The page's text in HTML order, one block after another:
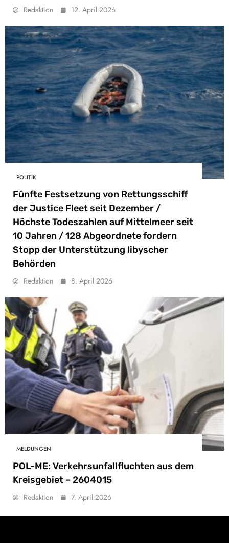
Redaktion 12. April 2026
POLITIK
Fünfte Festsetzung von Rettungsschiff
der Justice Fleet seit Dezember /
Höchste Todeszahlen auf Mittelmeer seit
10 Jahren / 128 Abgeordnete fordern
Stopp der Unterstützung libyscher
Behörden
Redaktion 8. April 2026
MELDUNGEN
POL-ME: Verkehrsunfallfluchten aus dem
Kreisgebiet – 2604015
Redaktion 7. April 2026